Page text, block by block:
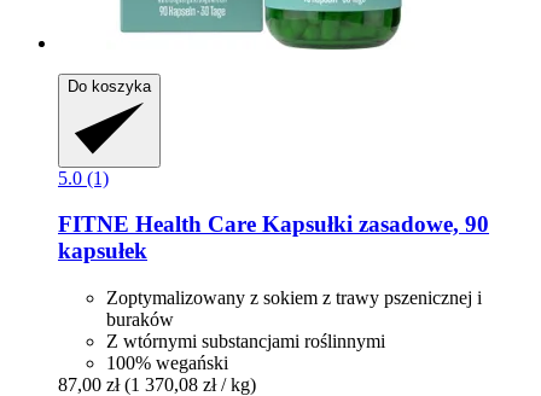
Do koszyka
5.0 (1)
FITNE Health Care Kapsułki zasadowe, 90
kapsułek
Zoptymalizowany z sokiem z trawy pszenicznej i
buraków
Z wtórnymi substancjami roślinnymi
100% wegański
87,00 zł (1 370,08 zł / kg)